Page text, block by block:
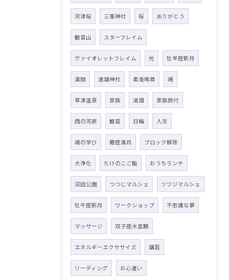
河津桜 三峯神社 桜 ありがとう
観音山 スターフレイム
ヴァイオレットフレイム 光 牡羊座新月
満開 進雄神社 素戔嗚尊 魂
草津温泉 家族 湯畑 家族旅行
西の河原 観音 日輪 人生
魂の学び 蠍座満月 ブロック解除
大浄化 たけのこご飯 おうちランチ
沼田公園 つつじマルシェ ツツジマルシェ
牡牛座新月 ワークショップ 不思議な夢
マッサージ 双子座木星期
エネルギーエクササイズ 講習
リーディング お心遣い